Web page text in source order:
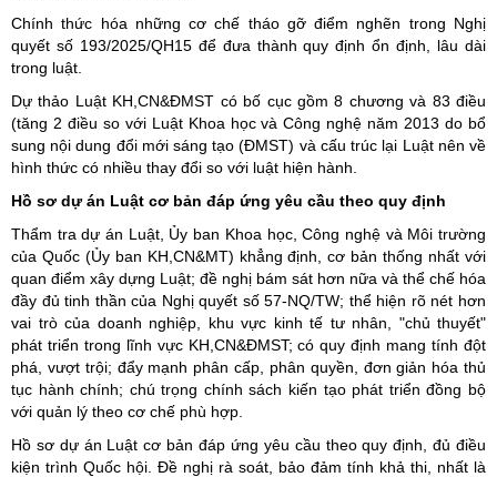
Chính thức hóa những cơ chế tháo gỡ điểm nghẽn trong Nghị
quyết số 193/2025/QH15 để đưa thành quy định ổn định, lâu dài
trong luật.
Dự thảo Luật KH,CN&ĐMST có bố cục gồm 8 chương và 83 điều
(tăng 2 điều so với Luật Khoa học và Công nghệ năm 2013 do bổ
sung nội dung đổi mới sáng tạo (ĐMST) và cấu trúc lại Luật nên về
hình thức có nhiều thay đổi so với luật hiện hành.
Hồ sơ dự án Luật cơ bản đáp ứng yêu cầu theo quy định
Thẩm tra dự án Luật, Ủy ban Khoa học, Công nghệ và Môi trường
của Quốc (Ủy ban KH,CN&MT) khẳng định, cơ bản thống nhất với
quan điểm xây dựng Luật; đề nghị bám sát hơn nữa và thể chế hóa
đầy đủ tinh thần của Nghị quyết số 57-NQ/TW; thể hiện rõ nét hơn
vai trò của doanh nghiệp, khu vực kinh tế tư nhân, "chủ thuyết"
phát triển trong lĩnh vực KH,CN&ĐMST; có quy định mang tính đột
phá, vượt trội; đẩy mạnh phân cấp, phân quyền, đơn giản hóa thủ
tục hành chính; chú trọng chính sách kiến tạo phát triển đồng bộ
với quản lý theo cơ chế phù hợp.
Hồ sơ dự án Luật cơ bản đáp ứng yêu cầu theo quy định, đủ điều
kiện trình Quốc hội. Đề nghị rà soát, bảo đảm tính khả thi, nhất là